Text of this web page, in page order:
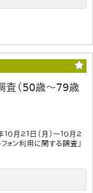
査（50歳～79歳
月２１日（月）～１０月２
フォン利用に関する調査」